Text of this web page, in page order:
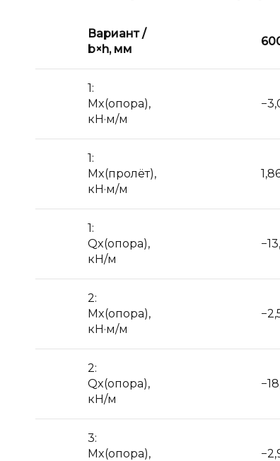
Вариант /
b×h, мм
1:
Mx(опора),
кН·м/м
1:
Mx(пролёт),
кН·м/м
1:
Qx(опора),
кН/м
2:
Mx(опора),
кН·м/м
2:
Qx(опора),
кН/м
3:
Mx(опора),